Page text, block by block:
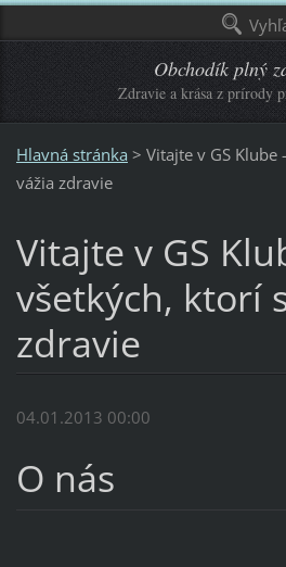
Obchodík plný
Zdravie a krása z prírody
Hlavná stránka > Vitajte v GS
vážia zdravie
Vitajte v GS
všetkých, ktorí
zdravie
04.01.2013 00:00
O nás